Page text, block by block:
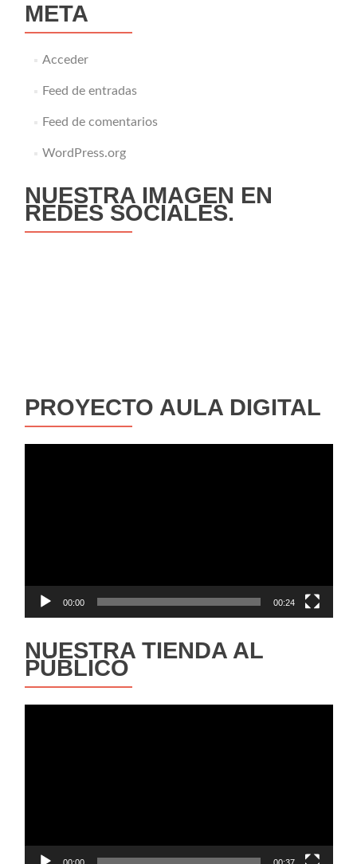
META
Acceder
Feed de entradas
Feed de comentarios
WordPress.org
NUESTRA IMAGEN EN
REDES SOCIALES.
PROYECTO AULA DIGITAL
00:00 00:24
NUESTRA TIENDA AL
PÚBLICO